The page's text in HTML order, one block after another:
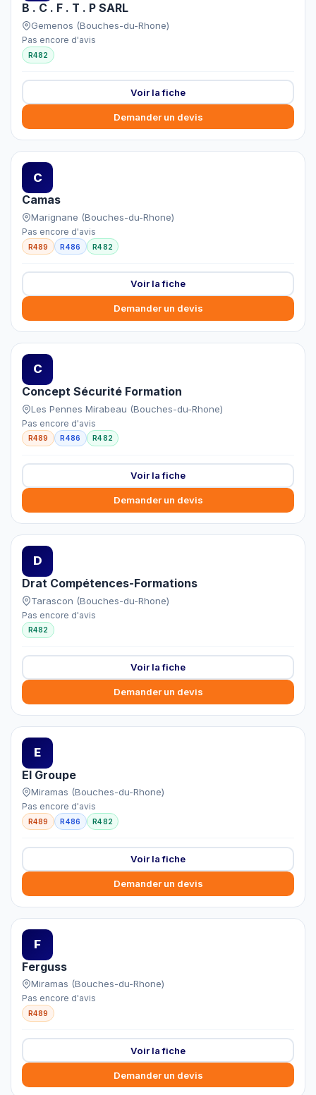
B . C . F . T . P SARL
Gemenos (Bouches-du-Rhone)
Pas encore d'avis
R482
Voir la fiche
Demander un devis
C
Camas
Marignane (Bouches-du-Rhone)
Pas encore d'avis
R489 R486 R482
Voir la fiche
Demander un devis
C
Concept Sécurité Formation
Les Pennes Mirabeau (Bouches-du-Rhone)
Pas encore d'avis
R489 R486 R482
Voir la fiche
Demander un devis
D
Drat Compétences-Formations
Tarascon (Bouches-du-Rhone)
Pas encore d'avis
R482
Voir la fiche
Demander un devis
E
EI Groupe
Miramas (Bouches-du-Rhone)
Pas encore d'avis
R489 R486 R482
Voir la fiche
Demander un devis
F
Ferguss
Miramas (Bouches-du-Rhone)
Pas encore d'avis
R489
Voir la fiche
Demander un devis